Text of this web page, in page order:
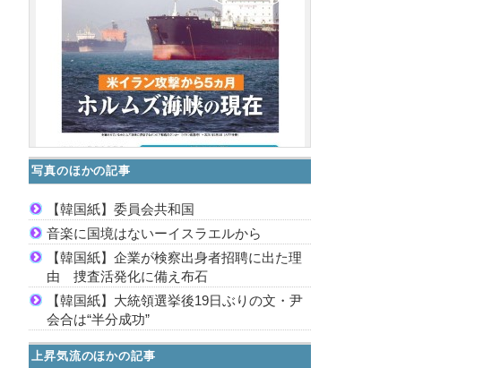
写真のほかの記事
【韓国紙】委員会共和国
音楽に国境はないーイスラエルから
【韓国紙】企業が検察出身者招聘に出た理
由 捜査活発化に備え布石
【韓国紙】大統領選挙後19日ぶりの文・尹
会合は“半分成功”
上昇気流のほかの記事